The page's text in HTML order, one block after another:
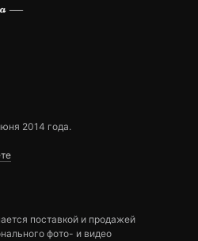
2014 года.
поставкой и продажей
фото- и видео